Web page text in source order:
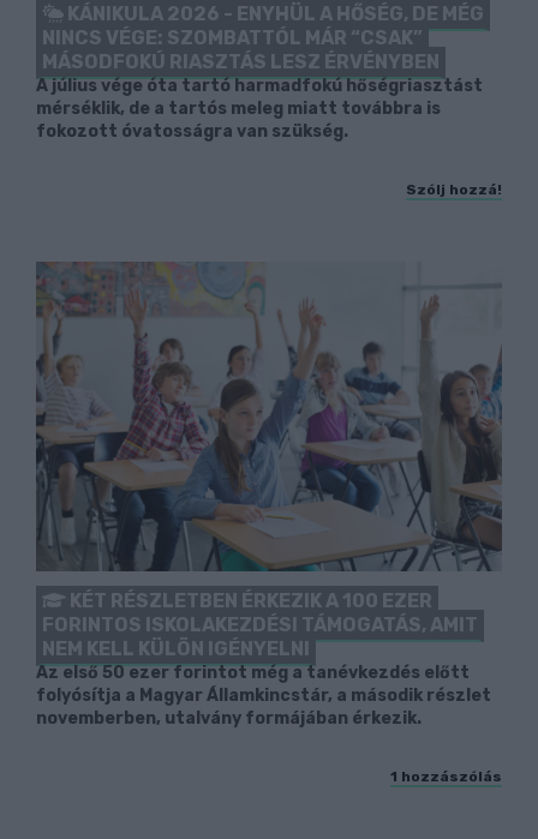
KÁNIKULA 2026 - ENYHÜL A HŐSÉG, DE MÉG
NINCS VÉGE: SZOMBATTÓL MÁR “CSAK”
MÁSODFOKÚ RIASZTÁS LESZ ÉRVÉNYBEN
A július vége óta tartó harmadfokú hőségriasztást
mérséklik, de a tartós meleg miatt továbbra is
fokozott óvatosságra van szükség.
Szólj hozzá!
KÉT RÉSZLETBEN ÉRKEZIK A 100 EZER
FORINTOS ISKOLAKEZDÉSI TÁMOGATÁS, AMIT
NEM KELL KÜLÖN IGÉNYELNI
Az első 50 ezer forintot még a tanévkezdés előtt
folyósítja a Magyar Államkincstár, a második részlet
novemberben, utalvány formájában érkezik.
1 hozzászólás